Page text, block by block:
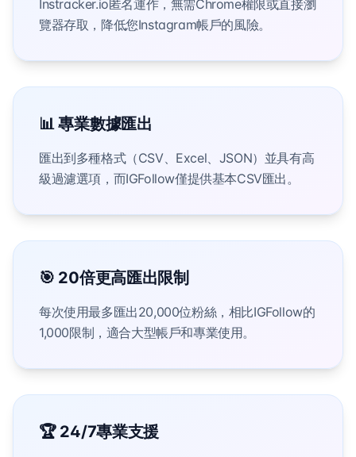
Instracker.io匿名運作，無需Chrome權限或直接瀏
覽器存取，降低您Instagram帳戶的風險。
📊 專業數據匯出
匯出到多種格式（CSV、Excel、JSON）並具有高
級過濾選項，而IGFollow僅提供基本CSV匯出。
🎯 20倍更高匯出限制
每次使用最多匯出20,000位粉絲，相比IGFollow的
1,000限制，適合大型帳戶和專業使用。
🏆 24/7專業支援